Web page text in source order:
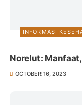
INFORMASI
Norelut:
OCTOBER 16, 2023